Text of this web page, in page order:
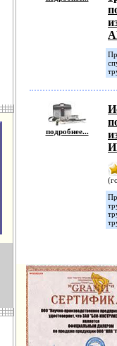
подробнее...